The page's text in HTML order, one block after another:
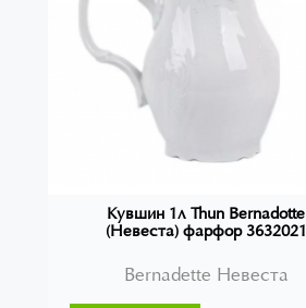
Кувшин 1л Thun Bernadotte
(Невеста) фарфор 3632021
Bernadette Невеста